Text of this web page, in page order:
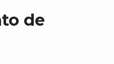
de